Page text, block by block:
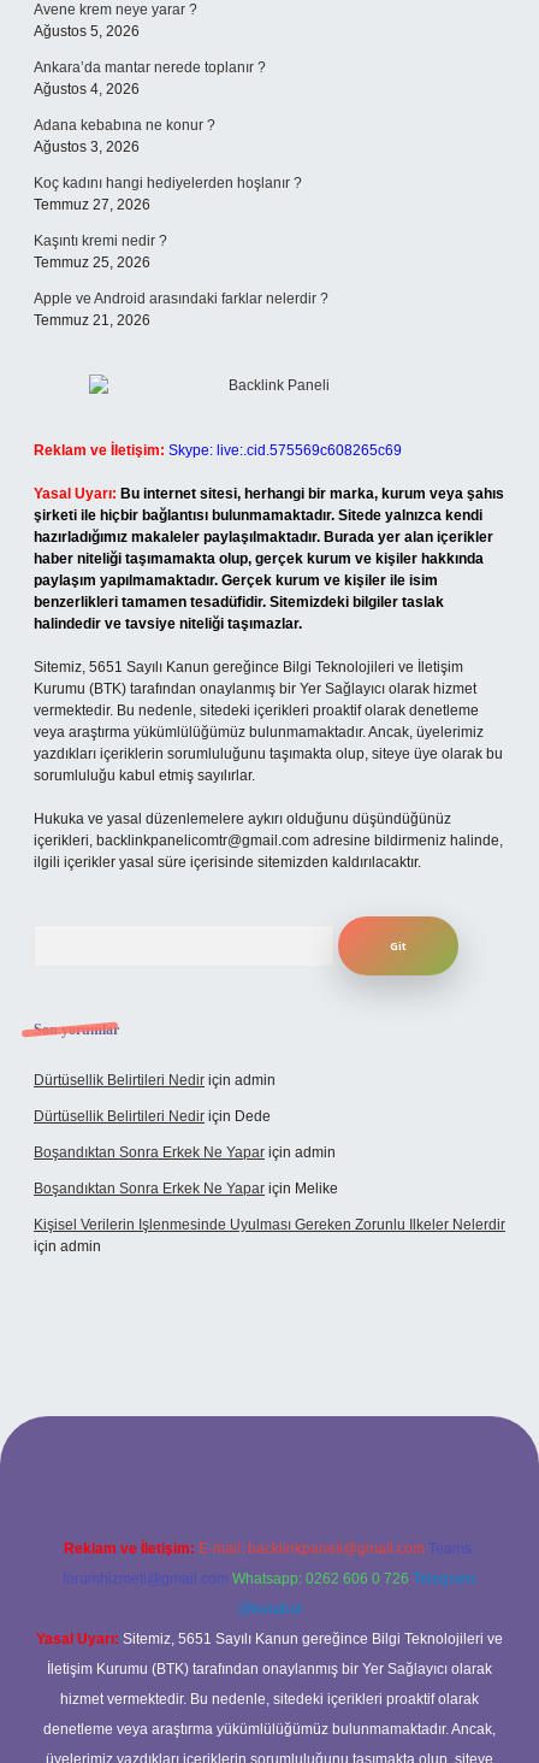
Avene krem neye yarar ?
Ağustos 5, 2026
Ankara’da mantar nerede toplanır ?
Ağustos 4, 2026
Adana kebabına ne konur ?
Ağustos 3, 2026
Koç kadını hangi hediyelerden hoşlanır ?
Temmuz 27, 2026
Kaşıntı kremi nedir ?
Temmuz 25, 2026
Apple ve Android arasındaki farklar nelerdir ?
Temmuz 21, 2026
Reklam ve İletişim: Skype: live:.cid.575569c608265c69
Yasal Uyarı: Bu internet sitesi, herhangi bir marka, kurum veya şahıs
şirketi ile hiçbir bağlantısı bulunmamaktadır. Sitede yalnızca kendi
hazırladığımız makaleler paylaşılmaktadır. Burada yer alan içerikler
haber niteliği taşımamakta olup, gerçek kurum ve kişiler hakkında
paylaşım yapılmamaktadır. Gerçek kurum ve kişiler ile isim
benzerlikleri tamamen tesadüfidir. Sitemizdeki bilgiler taslak
halindedir ve tavsiye niteliği taşımazlar.
Sitemiz, 5651 Sayılı Kanun gereğince Bilgi Teknolojileri ve İletişim
Kurumu (BTK) tarafından onaylanmış bir Yer Sağlayıcı olarak hizmet
vermektedir. Bu nedenle, sitedeki içerikleri proaktif olarak denetleme
veya araştırma yükümlülüğümüz bulunmamaktadır. Ancak, üyelerimiz
yazdıkları içeriklerin sorumluluğunu taşımakta olup, siteye üye olarak bu
sorumluluğu kabul etmiş sayılırlar.
Hukuka ve yasal düzenlemelere aykırı olduğunu düşündüğünüz
içerikleri, backlinkpanelicomtr@gmail.com adresine bildirmeniz halinde,
ilgili içerikler yasal süre içerisinde sitemizden kaldırılacaktır.
Son yorumlar
Dürtüsellik Belirtileri Nedir için admin
Dürtüsellik Belirtileri Nedir için Dede
Boşandıktan Sonra Erkek Ne Yapar için admin
Boşandıktan Sonra Erkek Ne Yapar için Melike
Kişisel Verilerin Işlenmesinde Uyulması Gereken Zorunlu Ilkeler Nelerdir
için admin
Reklam ve İletişim: E-mail: backlinkpaneli@gmail.com Teams:
forumhizmeti@gmail.com Whatsapp: 0262 606 0 726 Telegram:
@karabul
Yasal Uyarı: Sitemiz, 5651 Sayılı Kanun gereğince Bilgi Teknolojileri ve
İletişim Kurumu (BTK) tarafından onaylanmış bir Yer Sağlayıcı olarak
hizmet vermektedir. Bu nedenle, sitedeki içerikleri proaktif olarak
denetleme veya araştırma yükümlülüğümüz bulunmamaktadır. Ancak,
üyelerimiz yazdıkları içeriklerin sorumluluğunu taşımakta olup, siteye